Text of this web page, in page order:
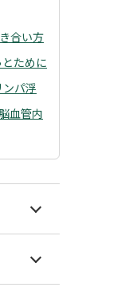
合い方
ために
パ浮
血管内